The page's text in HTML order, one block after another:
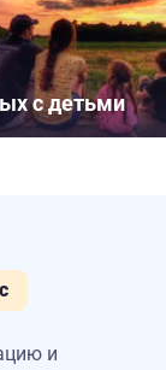
с детьми
и